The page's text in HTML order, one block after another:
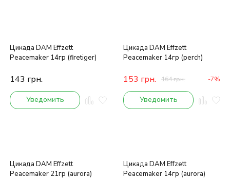
Цикада DAM Effzett
Peacemaker 14гр (firetiger)
143 грн.
Уведомить
Цикада DAM Effzett
Peacemaker 14гр (perch)
153 грн. 164грн. -7%
Уведомить
Цикада DAM Effzett
Peacemaker 21гр (aurora)
Цикада DAM Effzett
Peacemaker 14гр (aurora)